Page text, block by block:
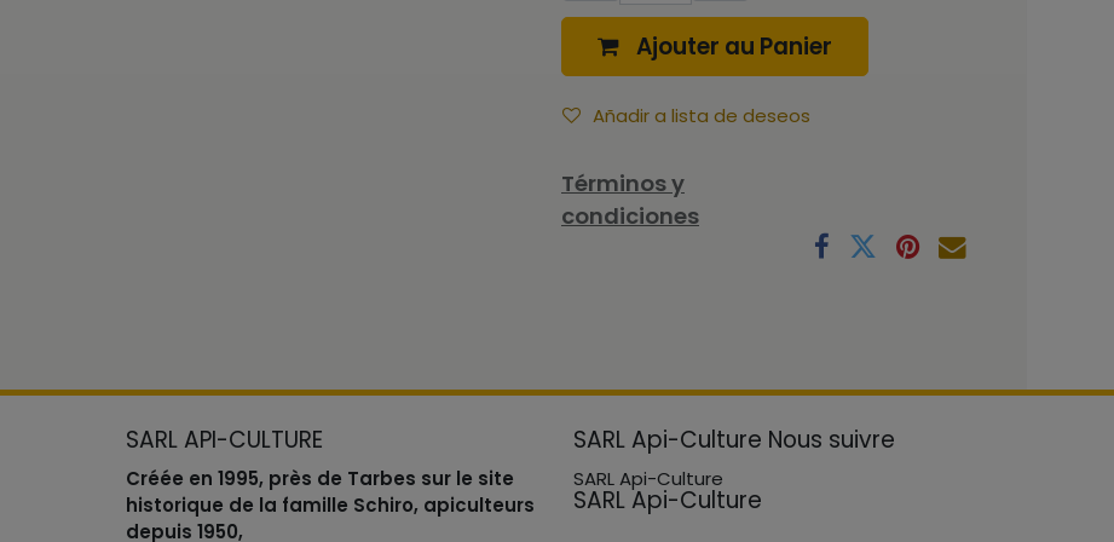
Ajouter au Panier
Añadir a lista de deseos
Términos y
condiciones
SARL API-CULTURE
Créée en 1995, près de Tarbes sur le site
historique de la famille Schiro, apiculteurs
depuis 1950,
SARL Api-Culture Nous suivre
SARL Api-Culture
SARL Api-Culture